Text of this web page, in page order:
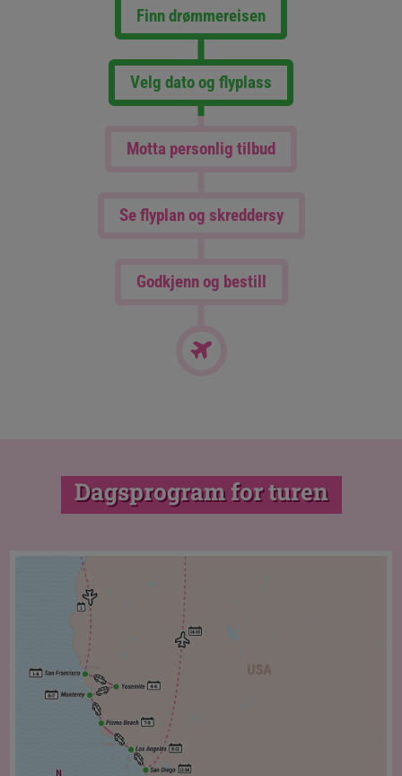
Finn drømmereisen
Velg dato og flyplass
Motta personlig tilbud
Se flyplan og skreddersy
Godkjenn og bestill
Dagsprogram for turen